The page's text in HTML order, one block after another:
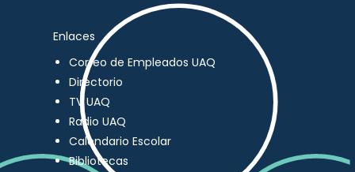
Enlaces
Correo de Empleados UAQ
Directorio
TV UAQ
Radio UAQ
Calendario Escolar
Bibliotecas